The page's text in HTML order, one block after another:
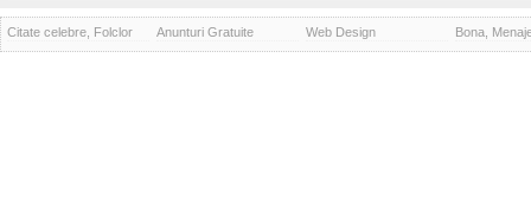
Citate celebre, Folclor Anunturi Gratuite Web Design Bona,